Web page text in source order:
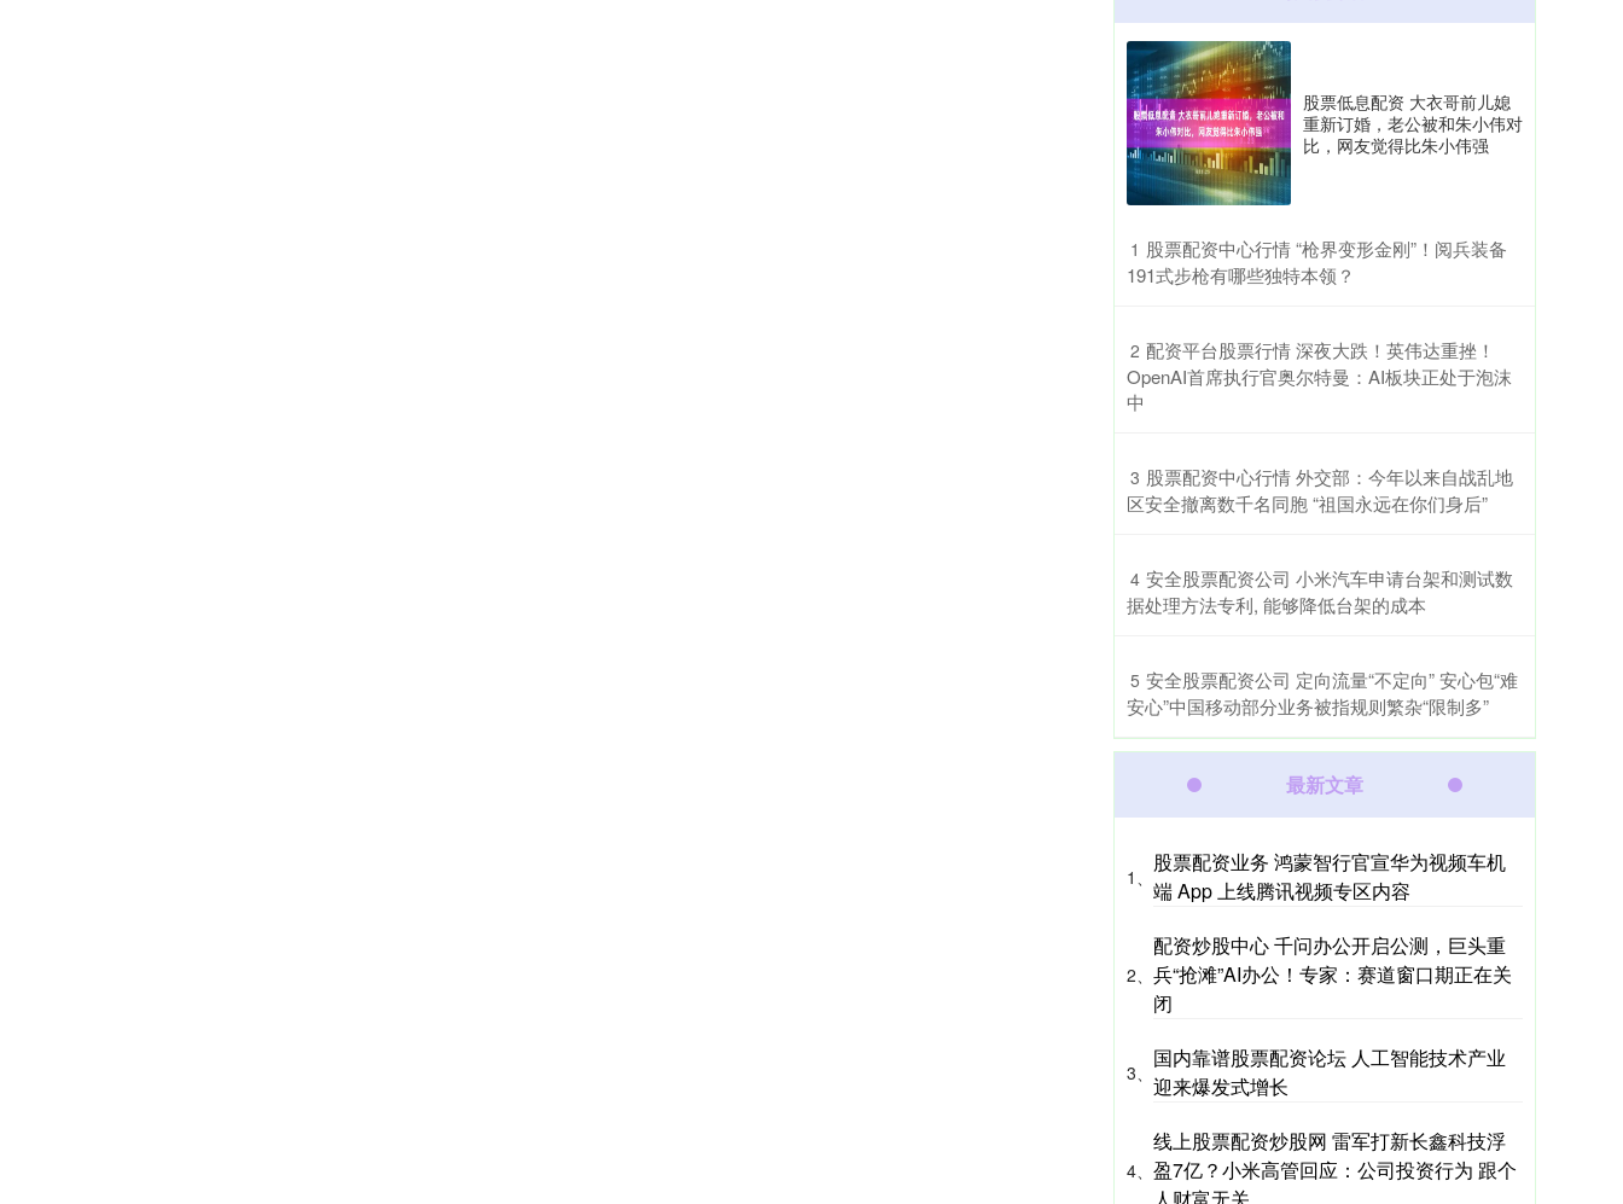
股票低息配资 大衣哥前儿媳
重新订婚，老公被和朱小伟对
比，网友觉得比朱小伟强
1 ​股票配资中心行情 “枪界变形金刚”！阅兵装备
191式步枪有哪些独特本领？
2 ​配资平台股票行情 深夜大跌！英伟达重挫！
OpenAI首席执行官奥尔特曼：AI板块正处于泡沫
中
3 ​股票配资中心行情 外交部：今年以来自战乱地
区安全撤离数千名同胞 “祖国永远在你们身后”
4 ​安全股票配资公司 小米汽车申请台架和测试数
据处理方法专利, 能够降低台架的成本
5 ​安全股票配资公司 定向流量“不定向” 安心包“难
安心”中国移动部分业务被指规则繁杂“限制多”
最新文章
1、
股票配资业务 鸿蒙智行官宣华为视频车机
端 App 上线腾讯视频专区内容
2、
配资炒股中心 千问办公开启公测，巨头重
兵“抢滩”AI办公！专家：赛道窗口期正在关
闭
3、
国内靠谱股票配资论坛 人工智能技术产业
迎来爆发式增长
4、
线上股票配资炒股网 雷军打新长鑫科技浮
盈7亿？小米高管回应：公司投资行为 跟个
人财富无关